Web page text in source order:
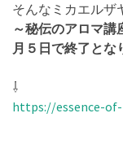
そんなミカエルザ
～秘伝のアロマ講
月５日で終了とな
⇩
https://essence-